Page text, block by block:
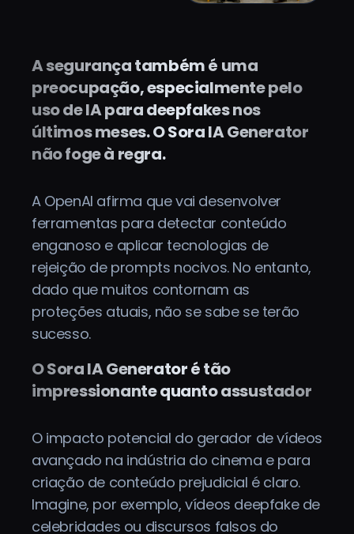
A segurança também é uma
preocupação, especialmente pelo
uso de IA para deepfakes nos
últimos meses. O Sora IA Generator
não foge à regra.
A OpenAI afirma que vai desenvolver
ferramentas para detectar conteúdo
enganoso e aplicar tecnologias de
rejeição de prompts nocivos. No entanto,
dado que muitos contornam as
proteções atuais, não se sabe se terão
sucesso.
O Sora IA Generator é tão
impressionante quanto assustador
O impacto potencial do gerador de vídeos
avançado na indústria do cinema e para
criação de conteúdo prejudicial é claro.
Imagine, por exemplo, vídeos deepfake de
celebridades ou discursos falsos do